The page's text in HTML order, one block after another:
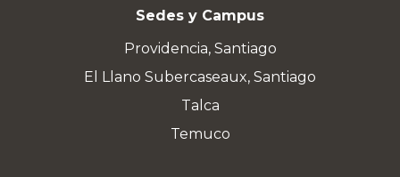
Sedes y Campus
Providencia, Santiago
El Llano Subercaseaux, Santiago
Talca
Temuco